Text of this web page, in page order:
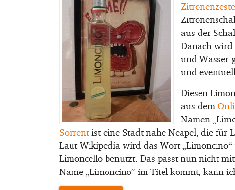
aus der
Danach wird
und Wasser
und
Diesen
aus dem
Namen
Sorrentist eine Stadt nahe Neapel, die für
Laut Wikipedia wird das Wort
Limoncello benutzt. Das passt nun nicht
Name „Limoncino“ im Titel kommt, kann